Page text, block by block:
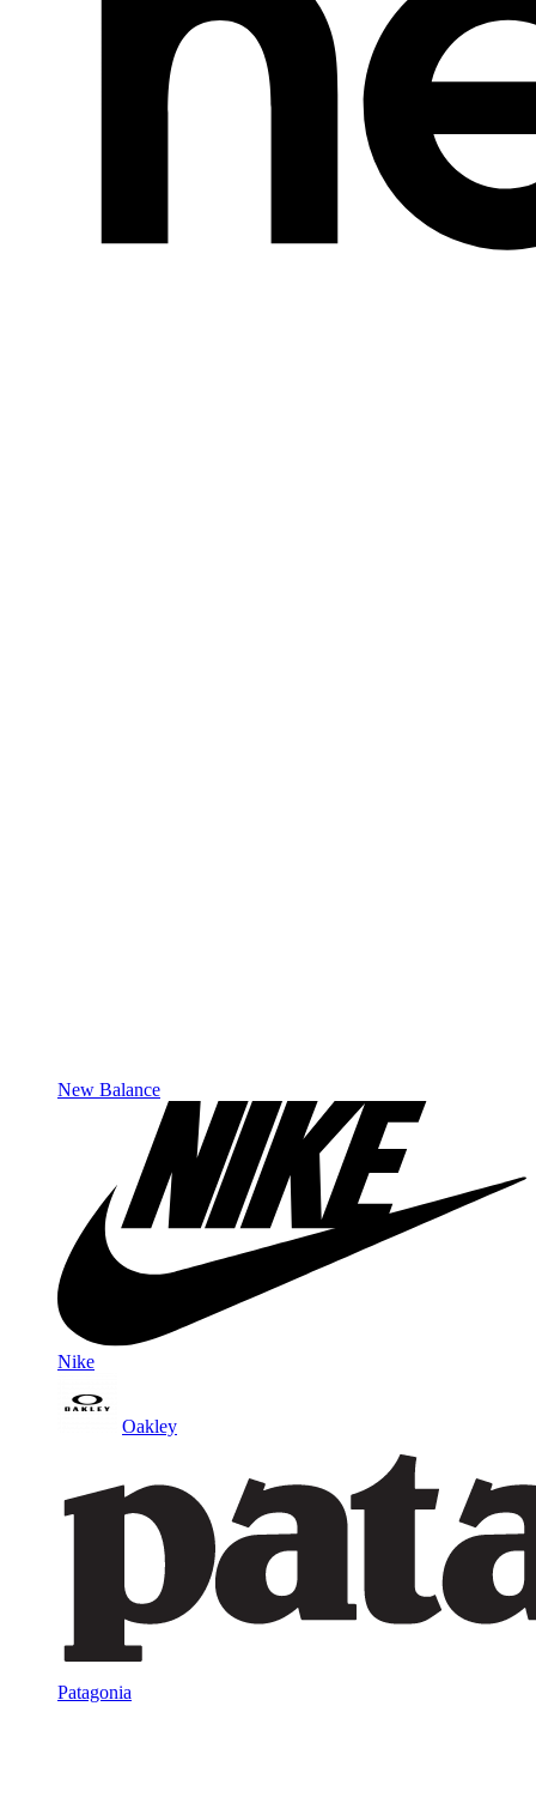
New Balance
Nike
Oakley
Patagonia